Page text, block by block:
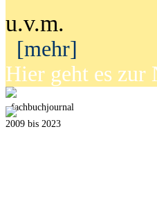
u.v.m.
[mehr]
Hier geht es zur
fachbuchjournal
2009 bis 2023